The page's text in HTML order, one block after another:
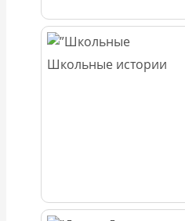
Школьные истории